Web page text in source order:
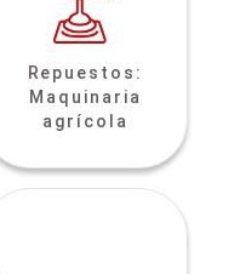
Repuestos:
Maquinaria
agrícola